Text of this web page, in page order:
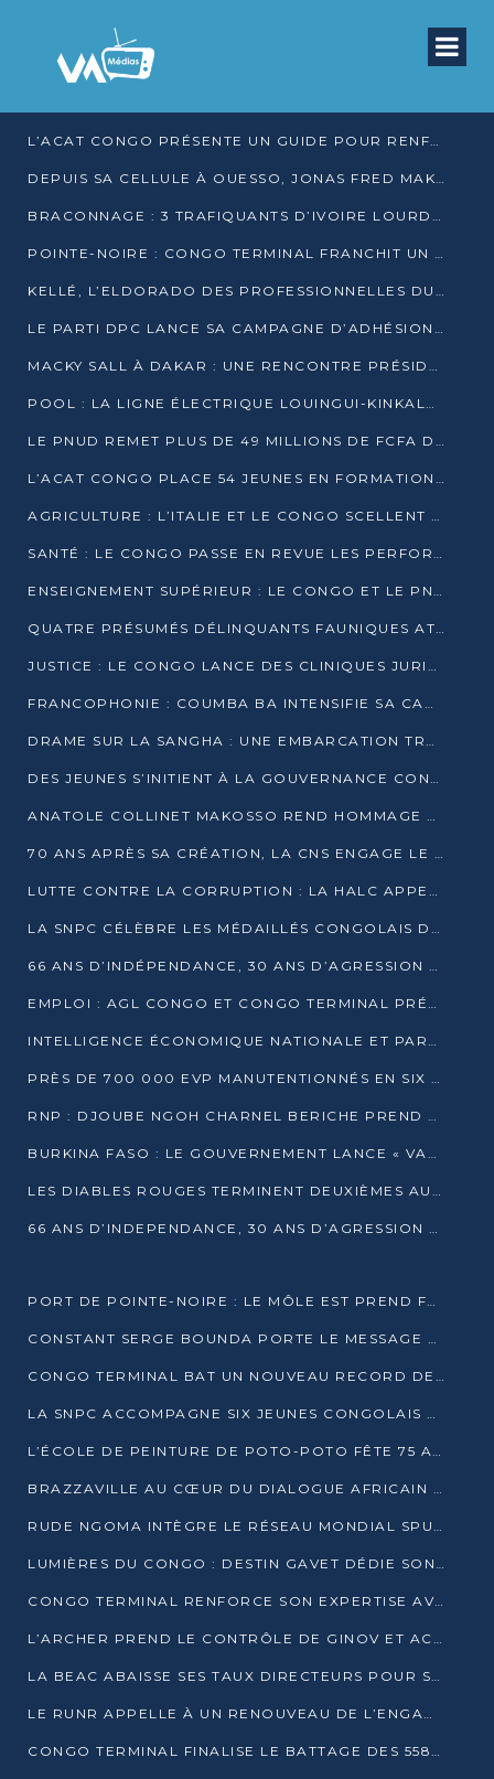
L’ACAT CONGO PRÉSENTE UN GUIDE POUR RENFORCER LES GARANTIES JUDICIAIRES EN GARDE À VUE
DEPUIS SA CELLULE À OUESSO, JONAS FRED MAKITA DÉNONCE CE QU’IL QUALIFIE DE DÉNI DE JUSTICE
BRACONNAGE : 3 TRAFIQUANTS D’IVOIRE LOURDEMENT CONDAMNÉS À DJAMBALA
POINTE-NOIRE : CONGO TERMINAL FRANCHIT UN CAP HISTORIQUE AVEC 99 MOUVEMENTS/HEURE
KELLÉ, L’ELDORADO DES PROFESSIONNELLES DU SEXE
LE PARTI DPC LANCE SA CAMPAGNE D’ADHÉSIONS ET VEUT STRUCTURER SA PRÉSENCE DANS LES 15 DÉPARTEMENTS
MACKY SALL À DAKAR : UNE RENCONTRE PRÉSIDENTIELLE QUI DIVISE L’OPINION SÉNÉGALAISE
POOL : LA LIGNE ÉLECTRIQUE LOUINGUI-KINKALA-BOKO MISE EN SERVICE
LE PNUD REMET PLUS DE 49 MILLIONS DE FCFA D’ÉQUIPEMENTS POUR ACCÉLÉRER LA NUMÉRISATION DU SYSTÈME DE SANTÉ
L’ACAT CONGO PLACE 54 JEUNES EN FORMATION PROFESSIONNELLE
AGRICULTURE : L’ITALIE ET LE CONGO SCELLENT UN PARTENARIAT POUR UNE PRODUCTION LOCALE DURABLE
SANTÉ : LE CONGO PASSE EN REVUE LES PERFORMANCES DE SES HÔPITAUX À MI-PARCOURS
ENSEIGNEMENT SUPÉRIEUR : LE CONGO ET LE PNUD VEULENT RAPPROCHER LA FORMATION UNIVERSITAIRE DES BESOINS DU MARCHÉ DE L’EMPLOI
QUATRE PRÉSUMÉS DÉLINQUANTS FAUNIQUES ATTENDUS DEVANT LA JUSTICE POUR TRAFIC D’IVOIRE
JUSTICE : LE CONGO LANCE DES CLINIQUES JURIDIQUES POUR RAPPROCHER LE DROIT DES CITOYENS
FRANCOPHONIE : COUMBA BA INTENSIFIE SA CAMPAGNE POUR LA SUCCESSION À LA TÊTE DE L’OIF
DRAME SUR LA SANGHA : UNE EMBARCATION TRANSPORTANT DES FIDÈLES DE « NZAMBÉ YA L’HUILE » FAIT NAUFRAGE À OUESSO
DES JEUNES S’INITIENT À LA GOUVERNANCE CONTINENTALE À BRAZZAVILLE
ANATOLE COLLINET MAKOSSO REND HOMMAGE À JEAN-PAUL PIGASSE
70 ANS APRÈS SA CRÉATION, LA CNS ENGAGE LE VIRAGE DE LA DIGITALISATION
LUTTE CONTRE LA CORRUPTION : LA HALC APPELLE À PASSER DES DISCOURS AUX ACTES
LA SNPC CÉLÈBRE LES MÉDAILLÉS CONGOLAIS DES OLYMPIADES PANAFRICAINES DE MATHÉMATIQUES 2026
66 ANS D’INDÉPENDANCE, 30 ANS D’AGRESSION RWANDAISE : 4 PRÉSIDENCES, UN ÉCHEC COLLECTIF
EMPLOI : AGL CONGO ET CONGO TERMINAL PRÉSÉLECTIONNENT PLUS DE 70 JEUNES À POINTE-NOIRE
INTELLIGENCE ÉCONOMIQUE NATIONALE ET PARTENARIATS INTERNATIONAUX : VERS UNE DOCTRINE SOUVERAINE DE SÉCURITÉ ÉCONOMIQUE
PRÈS DE 700 000 EVP MANUTENTIONNÉS EN SIX MOIS PAR CONGO TERMINAL
RNP : DJOUBE NGOH CHARNEL BERICHE PREND LES RÊNES DU PARTI
BURKINA FASO : LE GOUVERNEMENT LANCE « VACANCES UTILES 2026 » POUR FORMER LES ÉLÈVES À 15 MÉTIERS
LES DIABLES ROUGES TERMINENT DEUXIÈMES AU CHAMPIONNAT D’AFRIQUE ZONE 3
66 ANS D’INDEPENDANCE, 30 ANS D’AGRESSION RWAN DAISE : 4 PRESIDENCES, UN ECHEC COLLECTIF
PORT DE POINTE-NOIRE : LE MÔLE EST PREND FORME ET VISE LES GÉANTS DES MERS
CONSTANT SERGE BOUNDA PORTE LE MESSAGE DE COMPASSION DE DENIS SASSOU NGUESSO EN IRAN
CONGO TERMINAL BAT UN NOUVEAU RECORD DE PRODUCTIVITÉ AU PORT DE POINTE-NOIRE
LA SNPC ACCOMPAGNE SIX JEUNES CONGOLAIS AUX OLYMPIADES PANAFRICAINES DE MATHÉMATIQUES
L’ÉCOLE DE PEINTURE DE POTO-POTO FÊTE 75 ANS AU SERVICE DE L’ART CONGOLAIS
BRAZZAVILLE AU CŒUR DU DIALOGUE AFRICAIN SUR LES OBJECTIFS DE DÉVELOPPEMENT DURABLE
RUDE NGOMA INTÈGRE LE RÉSEAU MONDIAL SPUTNIK PRO APRÈS UNE FORMATION À MOSCOU
LUMIÈRES DU CONGO : DESTIN GAVET DÉDIE SON PRIX À L’UNITÉ NATIONALE ET À LA JEUNESSE
CONGO TERMINAL RENFORCE SON EXPERTISE AVEC NEUF NOUVEAUX FORMATEURS EN ENGINS PORTUAIRES
L’ARCHER PREND LE CONTRÔLE DE GINOV ET ACCÉLÈRE SON VIRAGE NUMÉRIQUE
LA BEAC ABAISSE SES TAUX DIRECTEURS POUR SOUTENIR LA CROISSANCE EN ZONE CEMAC
LE RUNR APPELLE À UN RENOUVEAU DE L’ENGAGEMENT MILITANT
CONGO TERMINAL FINALISE LE BATTAGE DES 558 PIEUX DU FUTUR QUAI DU MÔLE EST